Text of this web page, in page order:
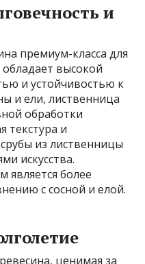
и
премиум-класса для
высокой
и устойчивостью к
и ели, лиственница
обработки
текстура и
из лиственницы
искусства.
является более
с сосной и елой.
ценимая за